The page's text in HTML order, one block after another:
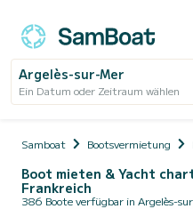
Argelès-sur-Mer
Ein Datum oder Zeitraum wählen
Samboat Bootsvermietung
Boot mieten & Yacht
Frankreich
386 Boote verfügbar in Argelès-